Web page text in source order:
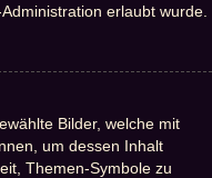
erlaubt wurde.
Bilder, welche mit
um dessen Inhalt
Themen-Symbole zu